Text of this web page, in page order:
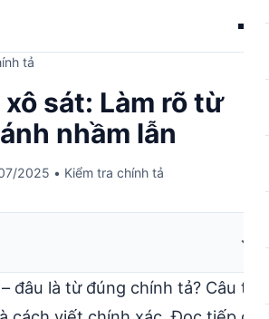
tả
sát: Làm rõ từ
nhầm lẫn
2025 • Kiểm tra chính tả
đâu là từ đúng chính tả? Câu trả